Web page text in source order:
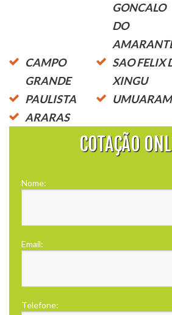
GONCALO
DO
CAMPO
GRANDE
SAO FELIX
XINGU
PAULISTA
ARARAS
COTAÇÃO
Nome:
Email:
Telefone: